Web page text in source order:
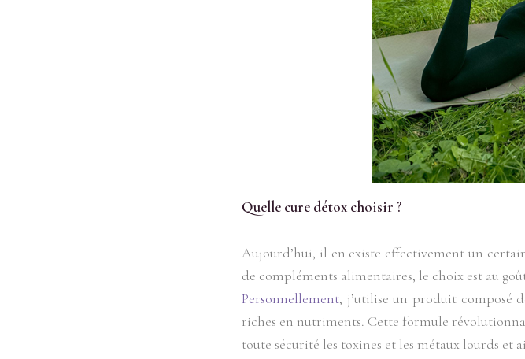
Quelle cure détox choisir ?
Aujourd’hui, il en existe effectivement un
de compléments alimentaires, le choix est au
Personnellement, j’utilise un produit composé
riches en nutriments. Cette formule
toute sécurité les toxines et les métaux lourds et